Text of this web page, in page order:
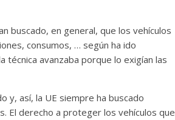
buscado, en general, que los vehículos
consumos, … según ha ido
avanzaba porque lo exigían las
y, así, la UE siempre ha buscado
El derecho a proteger los vehículos que